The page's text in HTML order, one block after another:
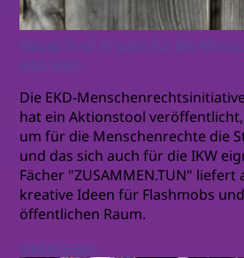
Neues Tool: Kreativ für die
eintreten
Die EKD-
hat ein Aktionstool
um für die Menschenrechte die
und das sich auch für die IKW
Fächer "ZUSAMMEN.TUN" liefert
kreative Ideen für Flashmobs
öffentlichen Raum.
weiterlesen